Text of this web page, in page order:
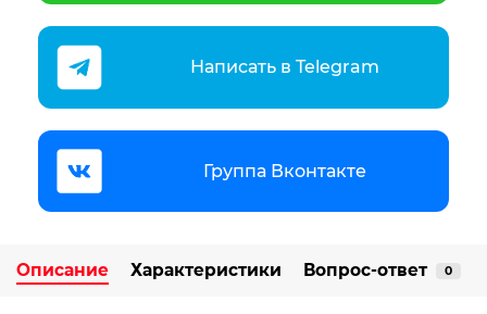
Написать в Telegram
Группа Вконтакте
Описание Характеристики Вопрос-ответ 0